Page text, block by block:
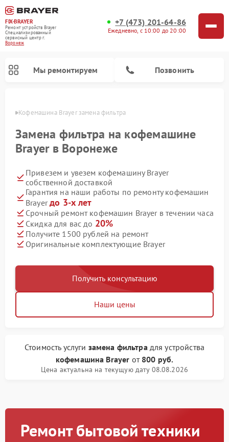
FIX-BRAYER
Ремонт устройств Brayer
Специализированный
cервисный центр г.
Воронеж
+7 (473) 201-64-86
Ежедневно, с 10:00 до 20:00
Мы ремонтируем Позвонить
Кофемашина Brayer замена фильтра
Замена фильтра на кофемашине
Brayer в Воронеже
Привезем и увезем кофемашину Brayer
собственной доставкой
Гарантия на наши работы по ремонту кофемашин
Brayerдо 3-х лет
Срочный ремонт кофемашин Brayer в течении часа
Скидка для вас до 20%
Получите 1500 рублей на ремонт
Оригинальные комплектующие Brayer
Получить консультацию
Наши цены
Стоимость услуги замена фильтрадля устройства
кофемашина Brayer от 800 руб.
Цена актуальна на текущую дату 08.08.2026
Ремонт бытовой техники